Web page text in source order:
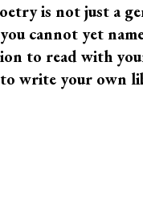
is not just a
cannot yet
to read with
write your own